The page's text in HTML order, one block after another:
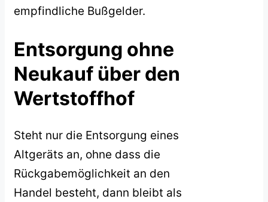
empfindliche Bußgelder.
Entsorgung ohne
Neukauf über den
Wertstoffhof
Steht nur die Entsorgung eines
Altgeräts an, ohne dass die
Rückgabemöglichkeit an den
Handel besteht, dann bleibt als